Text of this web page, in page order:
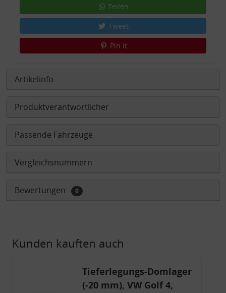
Teilen
Tweet
Pin it
Artikelinfo
Produktverantwortlicher
Passende Fahrzeuge
Vergleichsnummern
Bewertungen 0
Kunden kauften auch
Tieferlegungs-Domlager
(-20 mm), VW Golf 4,